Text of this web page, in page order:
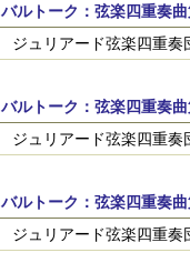
バルトーク：弦楽四重奏
ジュリアード弦楽四重
バルトーク：弦楽四重奏
ジュリアード弦楽四重
バルトーク：弦楽四重奏
ジュリアード弦楽四重